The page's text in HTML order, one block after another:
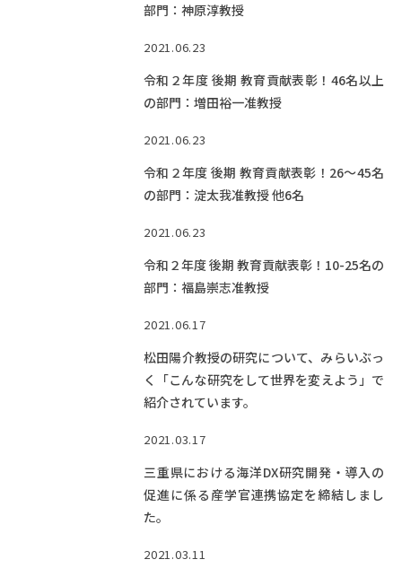
部門：神原淳教授
2021.06.23
令和２年度 後期 教育貢献表彰！46名以上
の部門：増田裕一准教授
2021.06.23
令和２年度 後期 教育貢献表彰！26～45名
の部門：淀太我准教授 他6名
2021.06.23
令和２年度 後期 教育貢献表彰！10-25名の
部門：福島崇志准教授
2021.06.17
松田陽介教授の研究について、みらいぶっ
く「こんな研究をして世界を変えよう」で
紹介されています。
2021.03.17
三重県における海洋DX研究開発・導入の
促進に係る産学官連携協定を締結しまし
た。
2021.03.11